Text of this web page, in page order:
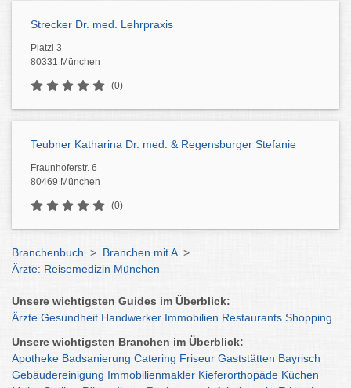
Strecker Dr. med. Lehrpraxis
Platzl 3
80331 München
(0)
Teubner Katharina Dr. med. & Regensburger Stefanie
Fraunhoferstr. 6
80469 München
(0)
Branchenbuch > Branchen mit A >
Ärzte: Reisemedizin München
Unsere wichtigsten Guides im Überblick:
Ärzte Gesundheit Handwerker Immobilien Restaurants Shopping
Unsere wichtigsten Branchen im Überblick:
Apotheke Badsanierung Catering Friseur Gaststätten Bayrisch
Gebäudereinigung Immobilienmakler Kieferorthopäde Küchen